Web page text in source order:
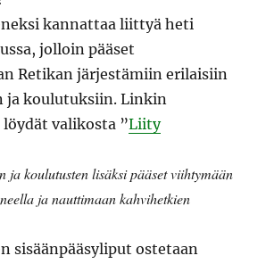
kannattaa liittyä heti
jolloin pääset
Retikan järjestämiin erilaisiin
ja koulutuksiin. Linkin
valikosta ”Liity
ja koulutusten lisäksi pääset viihtymään
ja nauttimaan kahvihetkien
sisäänpääsyliput ostetaan